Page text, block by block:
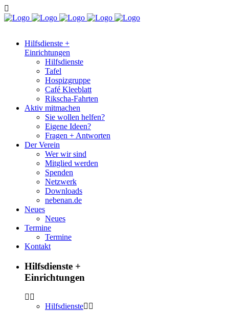
Hilfsdienste +
Einrichtungen
Hilfsdienste
Tafel
Hospizgruppe
Café Kleeblatt
Rikscha-Fahrten
Aktiv mitmachen
Sie wollen helfen?
Eigene Ideen?
Fragen + Antworten
Der Verein
Wer wir sind
Mitglied werden
Spenden
Netzwerk
Downloads
nebenan.de
Neues
Neues
Termine
Termine
Kontakt
Hilfsdienste +
Einrichtungen
Hilfsdienste